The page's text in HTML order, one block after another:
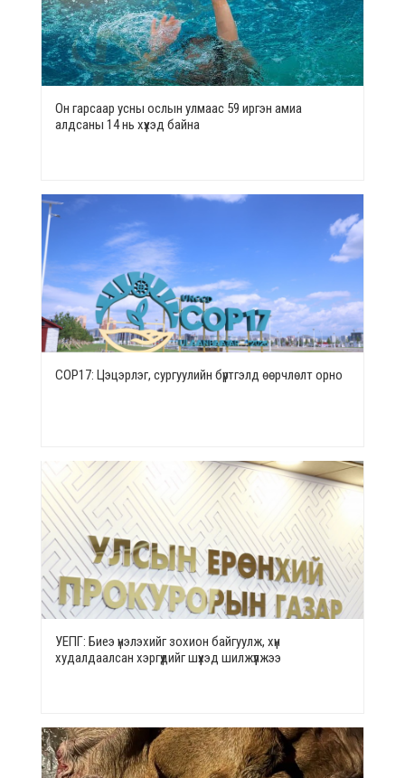
Он гарсаар усны ослын улмаас 59 иргэн амиа
алдсаны 14 нь хүүхэд байна
СОР17: Цэцэрлэг, сургуулийн бүртгэлд өөрчлөлт орно
УЕПГ: Биеэ үнэлэхийг зохион байгуулж, хүн
худалдаалсан хэргүүдийг шүүхэд шилжүүлжээ